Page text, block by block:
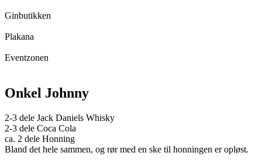
Ginbutikken
Plakana
Eventzonen
Onkel Johnny
2-3 dele Jack Daniels Whisky
2-3 dele Coca Cola
ca. 2 dele Honning
Bland det hele sammen, og rør med en ske til honningen er opløst.